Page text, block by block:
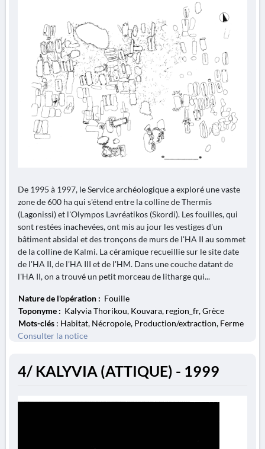
De 1995 à 1997, le Service archéologique a exploré une vaste
zone de 600 ha qui s'étend entre la colline de Thermis
(Lagonissi) et l'Olympos Lavréatikos (Skordi). Les fouilles, qui
sont restées inachevées, ont mis au jour les vestiges d'un
bâtiment absidal et des tronçons de murs de l'HA II au sommet
de la colline de Kalmi. La céramique recueillie sur le site date
de l'HA II, de l'HA III et de l'HM. Dans une couche datant de
l'HA II, on a trouvé un petit morceau de litharge qui...
Nature de l'opération : Fouille
Toponyme : Kalyvia Thorikou, Kouvara, region_fr, Grèce
Mots-clés : Habitat, Nécropole, Production/extraction, Ferme
Consulter la notice
4/ KALYVIA (ATTIQUE) - 1999